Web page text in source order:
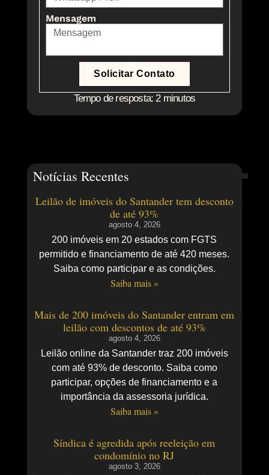
Mensagem
Solicitar Contato
Tempo de resposta: 2 minutos
Notícias Recentes
Leilão de imóveis do Santander tem desconto
de até 93%
agosto 4, 2026
200 imóveis em 20 estados com FGTS
permitido e financiamento de até 420 meses.
Saiba como participar e as condições.
Saiba mais »
Mais de 200 imóveis do Santander entram em
leilão com descontos de até 93%
agosto 4, 2026
Leilão online da Santander traz 200 imóveis
com até 93% de desconto. Saiba como
participar, opções de financiamento e a
importância da assessoria jurídica.
Saiba mais »
Síndica é agredida após reeleição em
condomínio no RJ
agosto 3, 2026